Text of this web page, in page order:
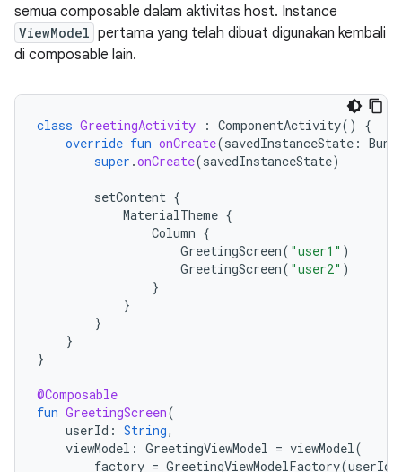
semua composable dalam aktivitas host. Instance
ViewModel pertama yang telah dibuat digunakan kembali
di composable lain.
class GreetingActivity : ComponentActivity()
{
override fun onCreate(savedInstanceState :
super .onCreate(savedInstanceState)
setContent {
MaterialTheme {
Column {
GreetingScreen( "user1" )
GreetingScreen( "user2" )
}
}
}
}
}
@Composable
fun GreetingScreen(
userId : String,
viewModel : GreetingViewModel = viewModel(
factory = GreetingViewModelFactory(userId